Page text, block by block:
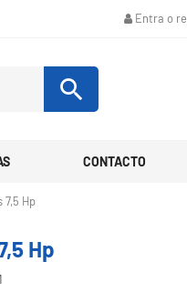
Entra o

CONTACTO
Hp
Hp